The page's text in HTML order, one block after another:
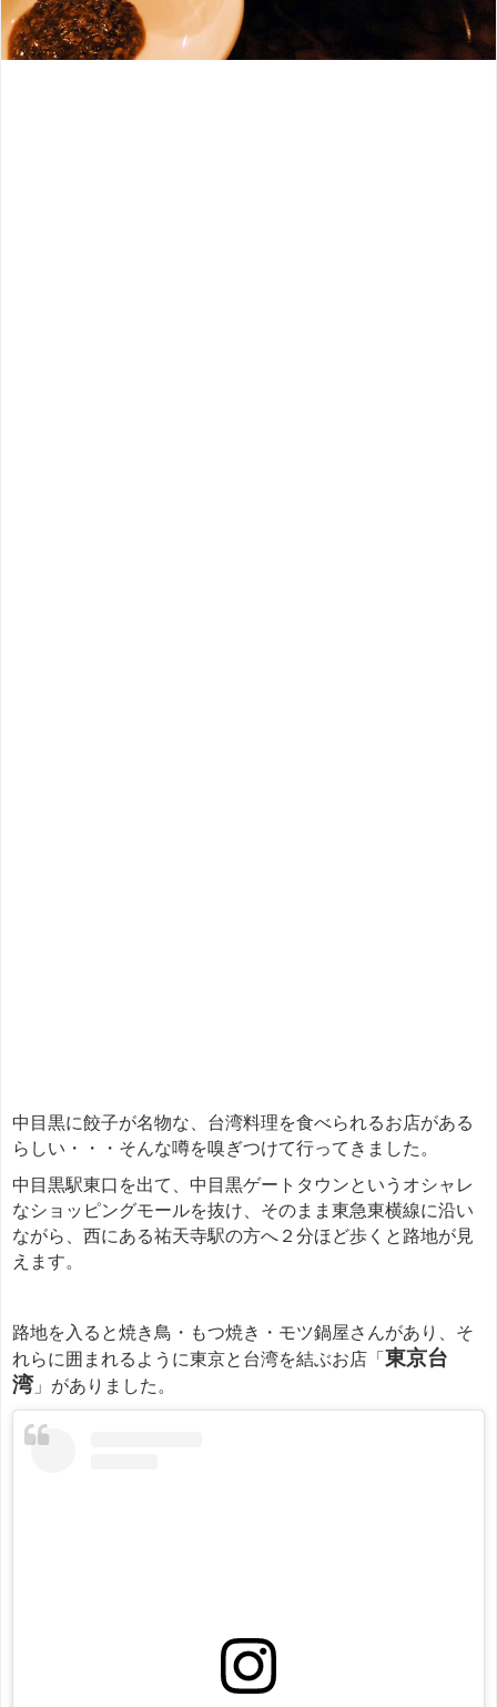
中目黒に餃子が名物な、台湾料理を食べられるお店がある
らしい・・・そんな噂を嗅ぎつけて行ってきました。
中目黒駅東口を出て、中目黒ゲートタウンというオシャレ
なショッピングモールを抜け、そのまま東急東横線に沿い
ながら、西にある祐天寺駅の方へ２分ほど歩くと路地が見
えます。
路地を入ると焼き鳥・もつ焼き・モツ鍋屋さんがあり、そ
れらに囲まれるように東京と台湾を結ぶお店「 東京台
湾」がありました。